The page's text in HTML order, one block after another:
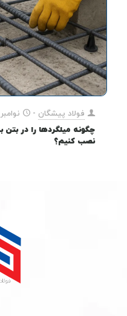
فولاد پیشگان -
نوامبر 10, 2025
چگونه میلگردها را در بتن
نصب کنیم؟